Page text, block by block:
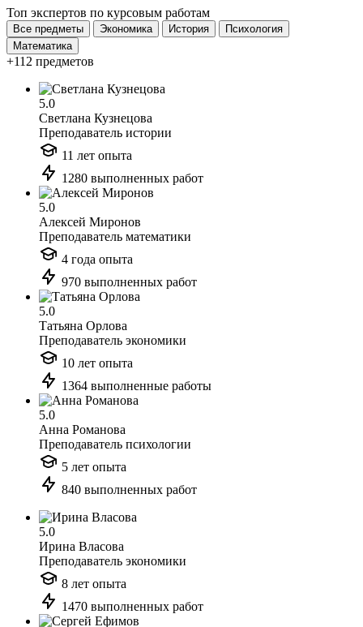
Топ экспертов по курсовым работам
Все предметы Экономика История
Психология
Математика
+112 предметов
5.0
Светлана Кузнецова
Преподаватель истории
11 лет опыта
1280 выполненных работ
5.0
Алексей Миронов
Преподаватель математики
4 года опыта
970 выполненных работ
5.0
Татьяна Орлова
Преподаватель экономики
10 лет опыта
1364 выполненные работы
5.0
Анна Романова
Преподаватель психологии
5 лет опыта
840 выполненных работ
5.0
Ирина Власова
Преподаватель экономики
8 лет опыта
1470 выполненных работ